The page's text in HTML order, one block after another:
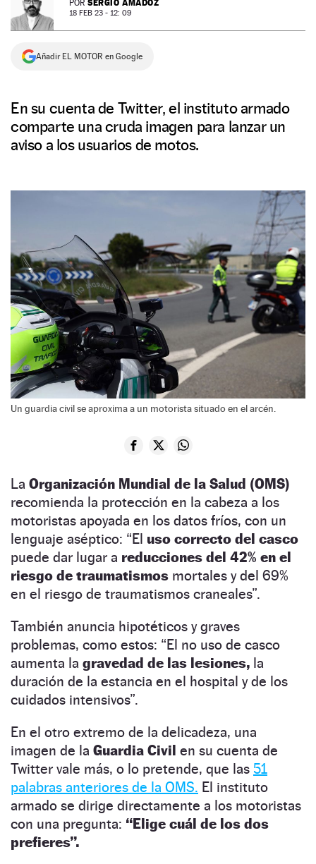
NEWSLETTER
SÍGUENOS
POR SERGIO AMADOZ
18 FEB 23 - 12: 09
Añadir EL MOTOR en Google
En su cuenta de Twitter, el instituto armado
comparte una cruda imagen para lanzar un
aviso a los usuarios de motos.
Un guardia civil se aproxima a un motorista situado en el arcén.
La Organización Mundial de la Salud (OMS)
recomienda la protección en la cabeza a los
motoristas apoyada en los datos fríos, con un
lenguaje aséptico: “El uso correcto del casco
puede dar lugar a reducciones del 42% en el
riesgo de traumatismos mortales y del 69%
en el riesgo de traumatismos craneales”.
También anuncia hipotéticos y graves
problemas, como estos: “El no uso de casco
aumenta la gravedad de las lesiones, la
duración de la estancia en el hospital y de los
cuidados intensivos”.
En el otro extremo de la delicadeza, una
imagen de la Guardia Civil en su cuenta de
Twitter vale más, o lo pretende, que las 51
palabras anteriores de la OMS. El instituto
armado se dirige directamente a los motoristas
con una pregunta: “Elige cuál de los dos
prefieres”.